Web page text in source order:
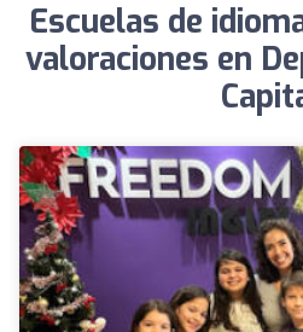
Escuelas de
valoraciones en